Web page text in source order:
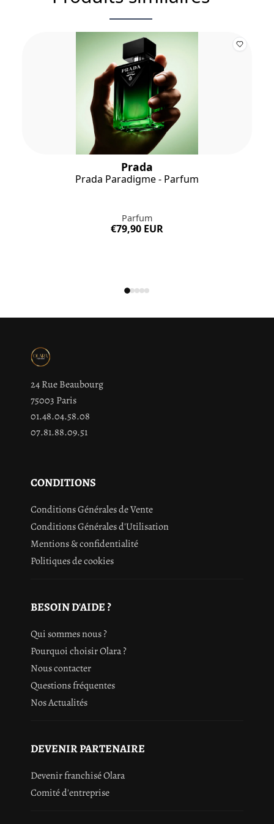
Prada
Prada Paradigme - Parfum
Parfum
€79,90 EUR
24 Rue Beaubourg
75003 Paris
01.48.04.58.08
07.81.88.09.51
CONDITIONS
Conditions Générales de Vente
Conditions Générales d'Utilisation
Mentions & confidentialité
Politiques de cookies
BESOIN D'AIDE ?
Qui sommes nous ?
Pourquoi choisir Olara ?
Nous contacter
Questions fréquentes
Nos Actualités
DEVENIR PARTENAIRE
Devenir franchisé Olara
Comité d'entreprise